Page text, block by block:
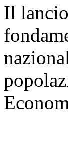
Il